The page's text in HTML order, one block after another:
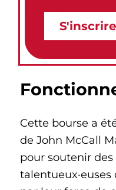
Cette bourse a
de John McCall
pour soutenir des